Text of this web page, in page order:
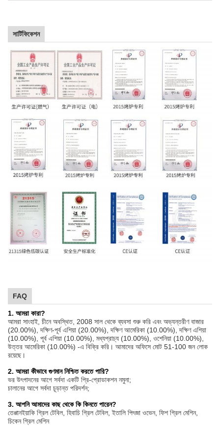
সার্টিফিকেশন
FAQ
1. আমরা কারা?
আমরা সাংহাই, চীনে অবস্থিত, 2008 সাল থেকে ব্যবসা শুরু করি এবং অভ্যন্তরীণ বাজার
(20.00%), দক্ষিণ-পূর্ব এশিয়া (20.00%), দক্ষিণ আমেরিকা (10.00%), দক্ষিণ এশিয়া
(10.00%), পূর্ব এশিয়া (10.00%), মধ্যপ্রাচ্য (10.00%), ওশেনিয়া (10.00%),
উত্তর আমেরিকা (10.00%) -এ বিক্রি করি। আমাদের অফিসে মোট 51-100 জন লোক
রয়েছে।
2. আমরা কীভাবে গুণমান নিশ্চিত করতে পারি?
ভর উৎপাদনের আগে সর্বদা একটি প্রি-প্রোডাকশন নমুনা;
চালানের আগে সর্বদা চূড়ান্ত পরিদর্শন;
3. আপনি আমাদের কাছ থেকে কি কিনতে পারেন?
তেপ্পানইয়াকি গ্রিল টেবিল, হিবাচি গ্রিল টেবিল, ইতালি পিৎজা ওভেন, ফিশ গ্রিল মেশিন,
চিকেন গ্রিল মেশিন